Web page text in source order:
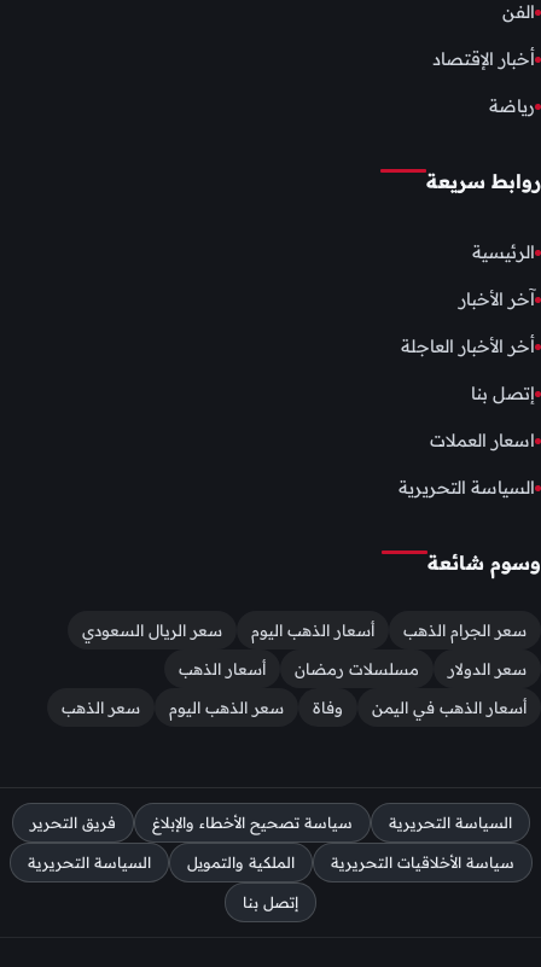
الفن
أخبار الإقتصاد
رياضة
روابط سريعة
الرئيسية
آخر الأخبار
أخر الأخبار العاجلة
إتصل بنا
اسعار العملات
السياسة التحريرية
وسوم شائعة
سعر الجرام الذهب أسعار الذهب اليوم
سعر الريال السعودي
سعر الدولار
مسلسلات رمضان
أسعار الذهب
أسعار الذهب في اليمن
وفاة سعر الذهب اليوم سعر الذهب
السياسة التحريرية سياسة تصحيح الأخطاء والإبلاغ فريق التحرير
سياسة الأخلاقيات التحريرية الملكية والتمويل السياسة التحريرية
إتصل بنا